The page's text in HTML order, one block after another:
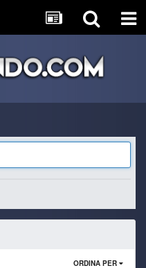
ORDINA PER